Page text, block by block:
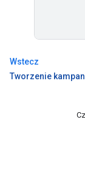
Wstecz
Tworzenie